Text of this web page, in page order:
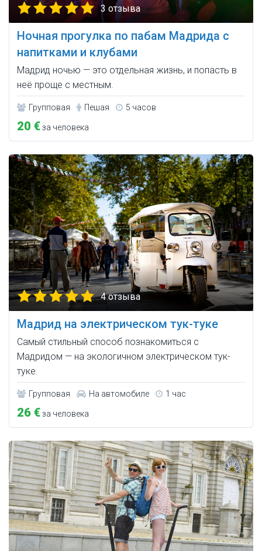
3 отзыва
Ночная прогулка по пабам Мадрида с
напитками и клубами
Мадрид ночью — это отдельная жизнь, и попасть в
неё проще с местным.
Групповая Пешая 5 часов
20 €за человека
4 отзыва
Мадрид на электрическом тук-туке
Самый стильный способ познакомиться с
Мадридом — на экологичном электрическом тук-
туке.
Групповая На автомобиле 1 час
26 €за человека